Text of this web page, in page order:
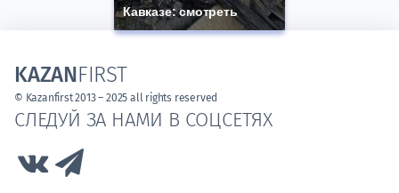
Кавказе: смотреть
СЛЕДУЙ ЗА НАМИ В СОЦСЕТЯХ
Link to Vk
KAZANFIRST
© Kazanfirst 2013 – 2025 all rights reserved